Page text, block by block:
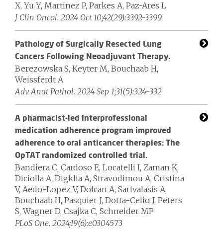
X, Yu Y, Martinez P, Parkes A, Paz-Ares L
J Clin Oncol. 2024 Oct 10;42(29):3392-3399
Pathology of Surgically Resected Lung
Cancers Following Neoadjuvant Therapy.
Berezowska S, Keyter M, Bouchaab H,
Weissferdt A
Adv Anat Pathol. 2024 Sep 1;31(5):324-332
A pharmacist-led interprofessional
medication adherence program improved
adherence to oral anticancer therapies: The
OpTAT randomized controlled trial.
Bandiera C, Cardoso E, Locatelli I, Zaman K,
Diciolla A, Digklia A, Stravodimou A, Cristina
V, Aedo-Lopez V, Dolcan A, Sarivalasis A,
Bouchaab H, Pasquier J, Dotta-Celio J, Peters
S, Wagner D, Csajka C, Schneider MP
PLoS One. 2024;19(6):e0304573